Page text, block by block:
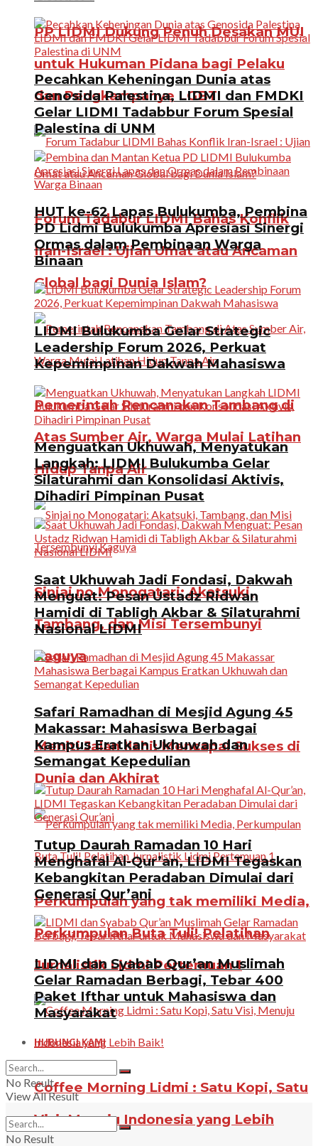
PP LIDMI Dukung Penuh Desakan MUI
untuk Hukuman Pidana bagi Pelaku
dan Pengkampanye LGBT
Forum Tadabur LIDMI Bahas Konflik
Iran-Israel : Ujian Umat atau Ancaman
Global bagi Dunia Islam?
Pemerintah Rencanakan Tambang di
Atas Sumber Air, Warga Mulai Latihan
Hidup Tanpa Air
Sinjai no Monogatari: Akatsuki,
Tambang, dan Misi Tersembunyi
Kaguya
Meniti Jalan Ilahi: Mencapai Sukses di
Dunia dan Akhirat
Perkumpulan yang tak memiliki Media,
Perkumpulan Buta Tuli! Pelatihan
Jurnalistik Lidmi Pertemuan 1
Coffee Morning Lidmi : Satu Kopi, Satu
Visi, Menuju Indonesia yang Lebih
Pecahkan Keheningan Dunia atas
Genosida Palestina, LIDMI dan FMDKI
Gelar LIDMI Tadabbur Forum Spesial
Palestina di UNM
HUT ke-62 Lapas Bulukumba, Pembina
PD Lidmi Bulukumba Apresiasi Sinergi
Ormas dalam Pembinaan Warga
Binaan
LIDMI Bulukumba Gelar Strategic
Leadership Forum 2026, Perkuat
Kepemimpinan Dakwah Mahasiswa
Menguatkan Ukhuwah, Menyatukan
Langkah: LIDMI Bulukumba Gelar
Silaturahmi dan Konsolidasi Aktivis,
Dihadiri Pimpinan Pusat
Saat Ukhuwah Jadi Fondasi, Dakwah
Menguat: Pesan Ustadz Ridwan
Hamidi di Tabligh Akbar & Silaturahmi
Nasional LIDMI
Safari Ramadhan di Mesjid Agung 45
Makassar: Mahasiswa Berbagai
Kampus Eratkan Ukhuwah dan
Semangat Kepedulian
Tutup Daurah Ramadan 10 Hari
Menghafal Al-Qur’an, LIDMI Tegaskan
Kebangkitan Peradaban Dimulai dari
Generasi Qur’ani
LIDMI dan Syabab Qur’an Muslimah
Gelar Ramadan Berbagi, Tebar 400
Paket Ifthar untuk Mahasiswa dan
Masyarakat
HUBUNGI KAMI
No Result
View All Result
No Result